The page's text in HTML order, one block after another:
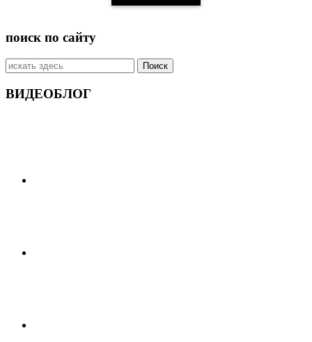
поиск по сайту
Искать:
ВИДЕОБЛОГ